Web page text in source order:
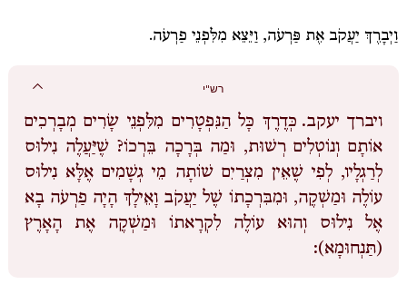
וַיְבָרֶךְ יַעֲקֹב אֶת פַּרְעֹה, וַיֵּצֵא מִלִּפְנֵי פַרְעֹה.
רש"י
ויברך יעקב. כְּדֶרֶךְ כָּל הַנִּפְטָרִים מִלִּפְנֵי שָׂרִים מְבָרְכִים
אוֹתָם וְנוֹטְלִים רְשׁוּת, וּמַה בְּרָכָה בֵּרְכוֹ? שֶׁיַּעֲלֶה נִילוּס
לְרַגְלָיו, לְפִי שֶׁאֵין מִצְרַיִם שׁוֹתָה מֵי גְשָׁמִים אֶלָּא נִילוּס
עוֹלֶה וּמַשְׁקֶה, וּמִבִּרְכָתוֹ שֶׁל יַעֲקֹב וָאֵילָךְ הָיָה פַרְעֹה בָא
אֶל נִילוּס וְהוּא עוֹלֶה לִקְרָאתוֹ וּמַשְׁקֶה אֶת הָאָרֶץ
(תַּנְחוּמָא):